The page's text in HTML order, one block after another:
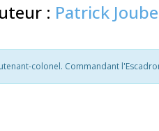
: Patrick
colonel. Commandant